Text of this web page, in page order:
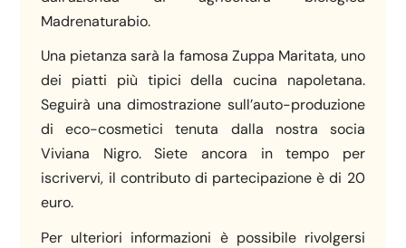
Madrenaturabio.
Una pietanza sarà la famosa Zuppa Maritata, uno
dei piatti più tipici della cucina napoletana.
Seguirà una dimostrazione sull’auto-produzione
di eco-cosmetici tenuta dalla nostra socia
Viviana Nigro. Siete ancora in tempo per
iscrivervi, il contributo di partecipazione è di 20
euro.
Per ulteriori informazioni è possibile rivolgersi